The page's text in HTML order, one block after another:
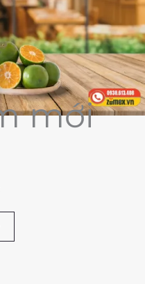
mới